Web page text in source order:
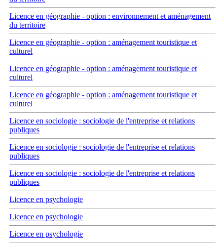
Licence en géographie - option : environnement et aménagement
du territoire
Licence en géographie - option : aménagement touristique et
culturel
Licence en géographie - option : aménagement touristique et
culturel
Licence en géographie - option : aménagement touristique et
culturel
Licence en sociologie : sociologie de l'entreprise et relations
publiques
Licence en sociologie : sociologie de l'entreprise et relations
publiques
Licence en sociologie : sociologie de l'entreprise et relations
publiques
Licence en psychologie
Licence en psychologie
Licence en psychologie